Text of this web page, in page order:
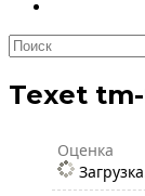
Texet
Оценка